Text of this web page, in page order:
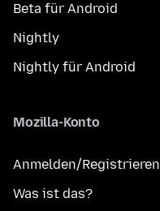
Beta für Android
Nightly
Nightly für Android
Mozilla-Konto
Anmelden/Registrieren
Was ist das?